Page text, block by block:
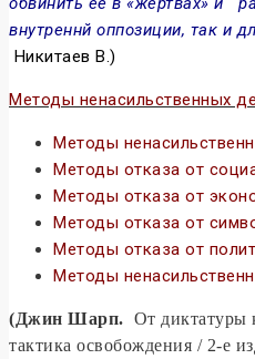
внутреннй оппозиции, так и
Никитаев В.)
Методы ненасильственных
Методы
Методы отказа от
Методы отказа от
Методы отказа от
Методы отказа от
Методы
(Джин Шарп. От диктатуры
тактика освобождения / 2-е